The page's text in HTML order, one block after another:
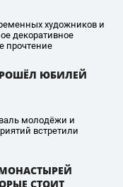
художников и
декоративное
прочтение
ЮБИЛЕЙ
молодёжи и
встретили
СТОИТ